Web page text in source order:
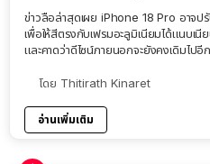
ข่าวลือล่าสุดเผย iPhone 18 Pro อาจป
เพื่อให้สีตรงกับเฟรมอะลูมิเนียมได้แนบเนี
และคาดว่าดีไซน์ภายนอกจะยังคงเดิมไป
โดย Thitirath Kinaret
อ่านเพิ่มเติม